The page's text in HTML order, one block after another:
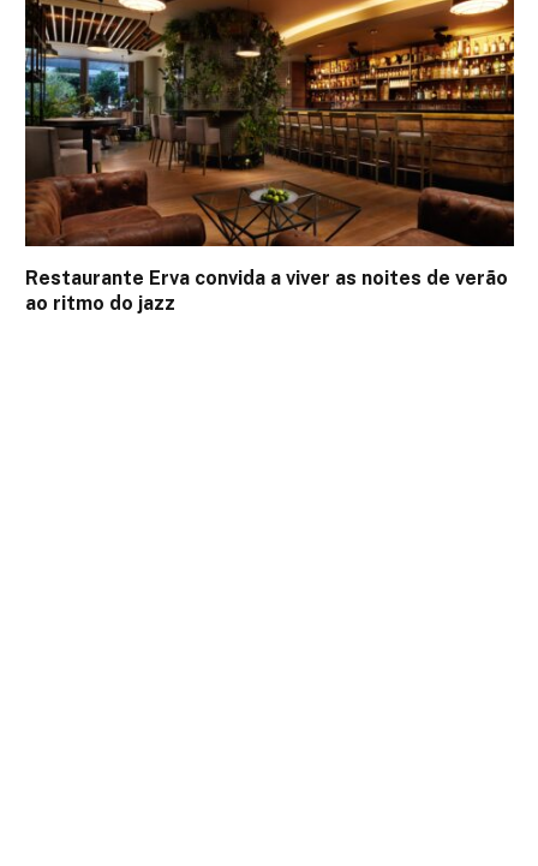
Restaurante Erva convida a viver as noites de verão
ao ritmo do jazz